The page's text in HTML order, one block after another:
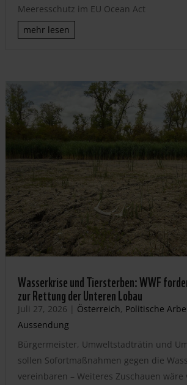
Meeresschutz im EU Ocean Act
mehr lesen
Wasserkrise und Tiersterben: WWF
zur Rettung der Unteren Lobau
Juli 27, 2026 | Österreich, Politische
Aussendung
Bürgermeister, Umweltstadträtin und
sollen Sofortmaßnahmen gegen die
vereinbaren – Weiteres Zuschauen wäre